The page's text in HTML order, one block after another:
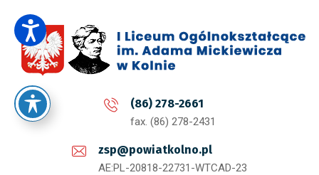
(86) 278-2661
fax. (86) 278-2431
zsp@powiatkolno.pl
AE:PL-20818-22731-WTCAD-23